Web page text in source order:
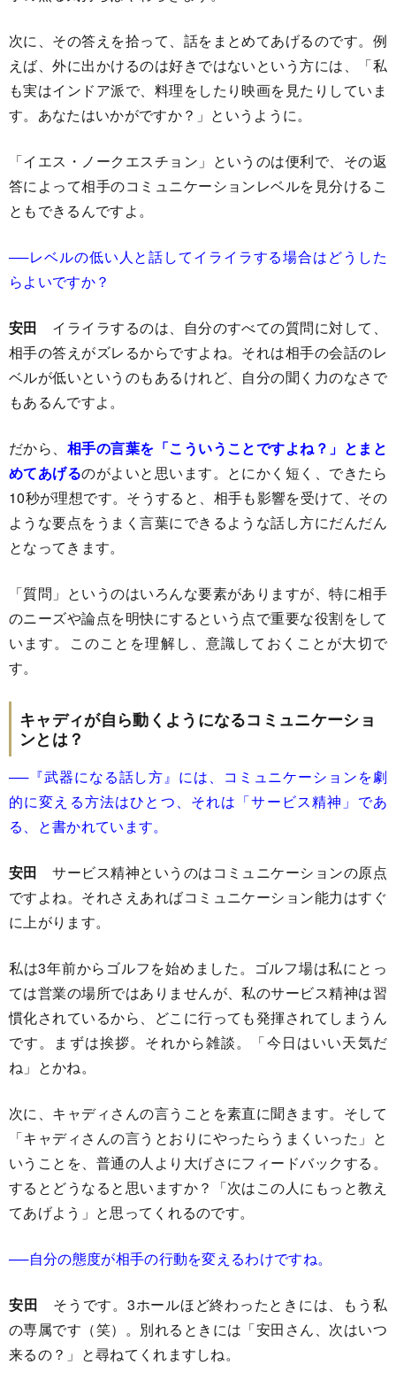
次に、その答えを拾って、話をまとめてあげるのです。例
えば、外に出かけるのは好きではないという方には、「私
も実はインドア派で、料理をしたり映画を見たりしていま
す。あなたはいかがですか？」というように。
「イエス・ノークエスチョン」というのは便利で、その返
答によって相手のコミュニケーションレベルを見分けるこ
ともできるんですよ。
──レベルの低い人と話してイライラする場合はどうした
らよいですか？
安田 イライラするのは、自分のすべての質問に対して、
相手の答えがズレるからですよね。それは相手の会話のレ
ベルが低いというのもあるけれど、自分の聞く力のなさで
もあるんですよ。
だから、 相手の言葉を「こういうことですよね？」とまと
めてあげるのがよいと思います。とにかく短く、できたら
10秒が理想です。そうすると、相手も影響を受けて、その
ような要点をうまく言葉にできるような話し方にだんだん
となってきます。
「質問」というのはいろんな要素がありますが、特に相手
のニーズや論点を明快にするという点で重要な役割をして
います。このことを理解し、意識しておくことが大切で
す。
キャディが自ら動くようになるコミュニケーショ
ンとは？
──『武器になる話し方』には、コミュニケーションを劇
的に変える方法はひとつ、それは「サービス精神」であ
る、と書かれています。
安田 サービス精神というのはコミュニケーションの原点
ですよね。それさえあればコミュニケーション能力はすぐ
に上がります。
私は3年前からゴルフを始めました。ゴルフ場は私にとっ
ては営業の場所ではありませんが、私のサービス精神は習
慣化されているから、どこに行っても発揮されてしまうん
です。まずは挨拶。それから雑談。「今日はいい天気だ
ね」とかね。
次に、キャディさんの言うことを素直に聞きます。そして
「キャディさんの言うとおりにやったらうまくいった」と
いうことを、普通の人より大げさにフィードバックする。
するとどうなると思いますか？「次はこの人にもっと教え
てあげよう」と思ってくれるのです。
──自分の態度が相手の行動を変えるわけですね。
安田 そうです。3ホールほど終わったときには、もう私
の専属です（笑）。別れるときには「安田さん、次はいつ
来るの？」と尋ねてくれますしね。